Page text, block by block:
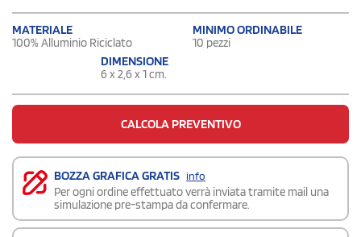
MATERIALE
100% Alluminio Riciclato
MINIMO ORDINABILE
10 pezzi
DIMENSIONE
6 x 2,6 x 1 cm.
CALCOLA PREVENTIVO
BOZZA GRAFICA GRATIS info
Per ogni ordine effettuato verrà inviata tramite mail una
simulazione pre-stampa da confermare.